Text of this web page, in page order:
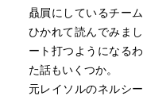
贔屓にしているチー
ひかれて読んでみま
ート打つようになる
た話もいくつか。
元レイソルのネルシ